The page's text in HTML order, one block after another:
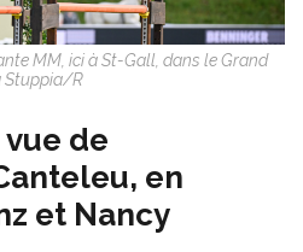
MM, ici à St-Gall, dans le Grand
Stuppia/R
vue de
en
et Nancy